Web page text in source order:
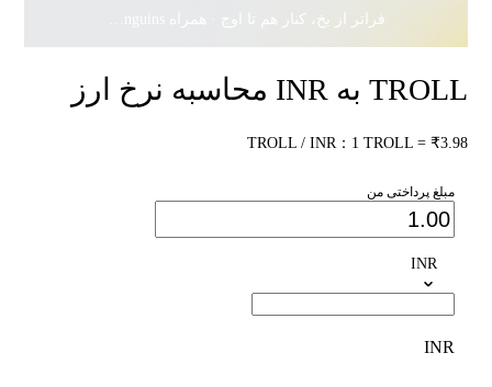
TROLL به INR محاسبه نرخ ارز
TROLL / INR：1 TROLL = ₹3.98
مبلغ پرداختی من
INR
INR